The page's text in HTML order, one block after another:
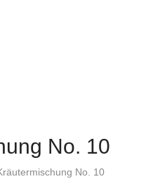
No. 10
No. 10